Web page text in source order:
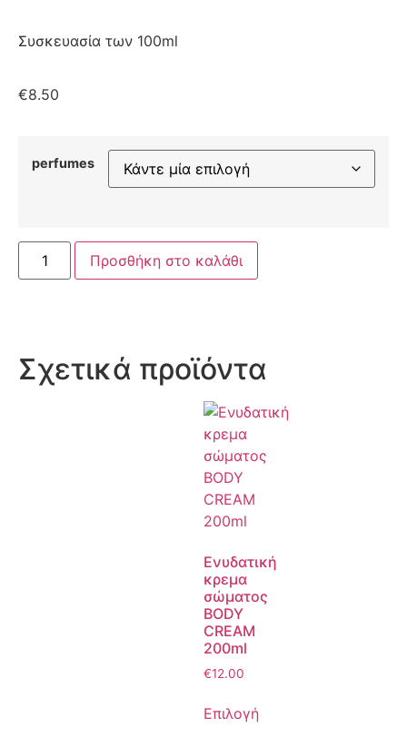
Συσκευασία των 100ml
€8.50
perfumes
Προσθήκη στο καλάθι
Σχετικά προϊόντα
Ενυδατική
κρεμα
σώματος
BODY
CREAM
200ml
€12.00
Επιλογή